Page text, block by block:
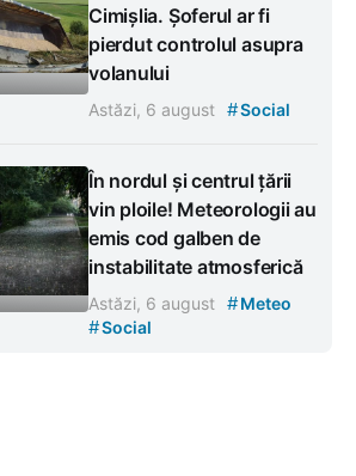
Cimișlia. Șoferul ar fi
pierdut controlul asupra
volanului
Astăzi, 6 august #Social
În nordul și centrul țării
vin ploile! Meteorologii au
emis cod galben de
instabilitate atmosferică
Astăzi, 6 august #Meteo
#Social